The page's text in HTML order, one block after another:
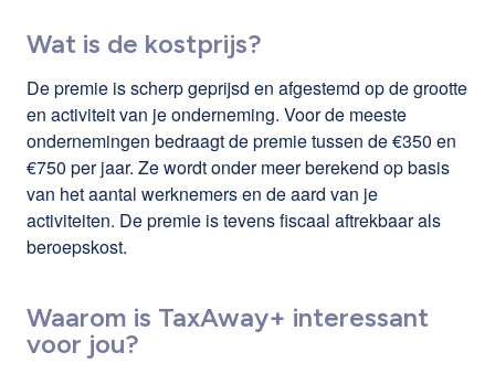
Wat is de kostprijs?
De premie is scherp geprijsd en afgestemd op de grootte
en activiteit van je onderneming. Voor de meeste
ondernemingen bedraagt de premie tussen de €350 en
€750 per jaar. Ze wordt onder meer berekend op basis
van het aantal werknemers en de aard van je
activiteiten. De premie is tevens fiscaal aftrekbaar als
beroepskost.
Waarom is TaxAway+ interessant
voor jou?